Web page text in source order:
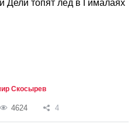
Дели топят лед в Гималаях
Скосырев
4624 4